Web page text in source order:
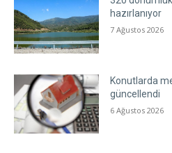
hazırlanıyor
7 Ağustos 2026
Konutlarda
güncellendi
6 Ağustos 2026